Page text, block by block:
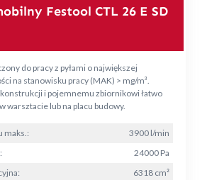
Festool CTL 26 E SD
do pracy z pyłami o największej
na stanowisku pracy (MAK) > mg/m³.
i pojemnemu zbiornikowi łatwo
warsztacie lub na placu budowy.
maks.:
3900 l/min
24000 Pa
6318 cm²